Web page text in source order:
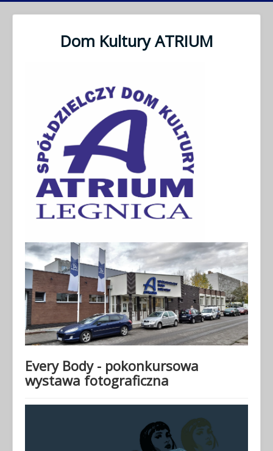
Dom Kultury ATRIUM
Every Body - pokonkursowa
wystawa fotograficzna